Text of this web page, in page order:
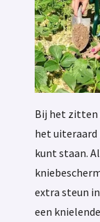
Bij het zitten
het uiteraard
kunt staan.
extra steun
een